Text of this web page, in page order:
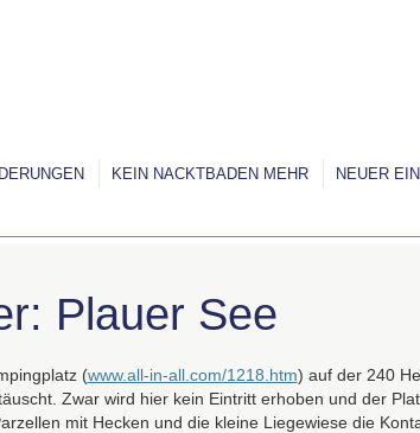
KEIN NACKTBADEN MEHR NEUER
Plauer See
(www.all-in-all.com/1218.htm) auf der 240
Zwar wird hier kein Eintritt erhoben und der
mit Hecken und die kleine Liegewiese die